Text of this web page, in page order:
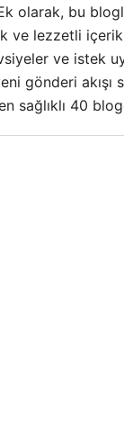
olarak, bu
ve lezzetli
ve istek
gönderi akışı
sağlıklı 40